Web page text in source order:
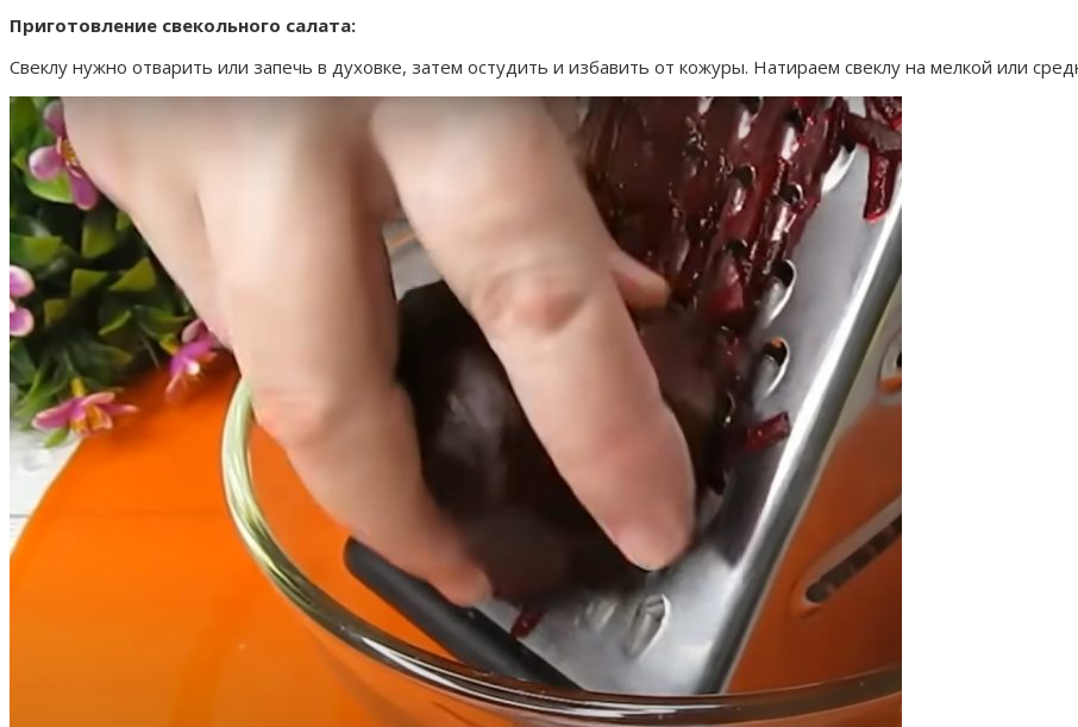
Приготовление свекольного салата:
Свеклу нужно отварить или запечь в духовке, затем остудить и избавить от кожуры. Натираем свеклу на мелкой или